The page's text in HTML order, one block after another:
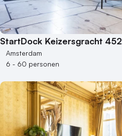
StartDock Keizersgracht 452
Amsterdam
6 - 60 personen